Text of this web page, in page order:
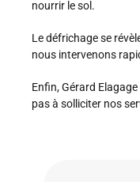
nourrir le sol.
Le défrichage se
nous intervenons
Enfin, Gérard
pas à solliciter nos